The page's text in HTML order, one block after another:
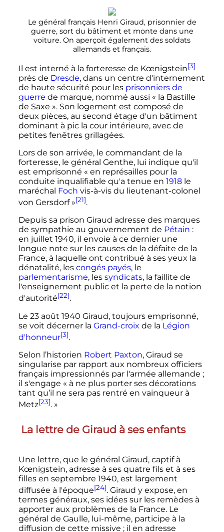
Le général français Henri Giraud, prisonnier de
guerre, sort du bâtiment et monte dans une
voiture. On aperçoit également des soldats
allemands et français.
Il est interné à la forteresse de Kœnigstein[3]
près de Dresde, dans un centre d'internement
de haute sécurité pour les prisonniers de
guerre de marque, nommé aussi « la Bastille
de Saxe ». Son logement est composé de
deux pièces, au second étage d'un bâtiment
dominant à pic la cour intérieure, avec de
petites fenêtres grillagées.
Lors de son arrivée, le commandant de la
forteresse, le général Genthe, lui indique qu'il
est emprisonné « en représailles pour la
conduite inqualifiable qu'a tenue en 1918le
maréchal Foch vis-à-vis du lieutenant-colonel
von Gersdorf »[21].
Depuis sa prison Giraud adresse des marques
de sympathie au gouvernement de Pétain :
en juillet 1940, il envoie à ce dernier une
longue note sur les causes de la défaite de la
France, à laquelle ont contribué à ses yeux la
dénatalité, les congés payés, le
parlementarisme, les syndicats, la faillite de
l'enseignement public et la perte de la notion
d'autorité[22].
Le 23 août 1940 Giraud, toujours emprisonné,
se voit décerner la Grand-croix de la Légion
d'honneur[3].
Selon l’historien Robert Paxton, Giraud se
singularise par rapport aux nombreux officiers
français impressionnés par l'armée allemande ;
il s'engage « à ne plus porter ses décorations
tant qu’il ne sera pas rentré en vainqueur à
Metz[23]. »
La lettre de Giraud à ses enfants
Une lettre, que le général Giraud, captif à
Kœnigstein, adresse à ses quatre fils et à ses
filles en septembre 1940, est largement
diffusée à l'époque[24]. Giraud y expose, en
termes généraux, ses idées sur les remèdes à
apporter aux problèmes de la France. Le
général de Gaulle, lui-même, participe à la
diffusion de cette missive ; il en adresse